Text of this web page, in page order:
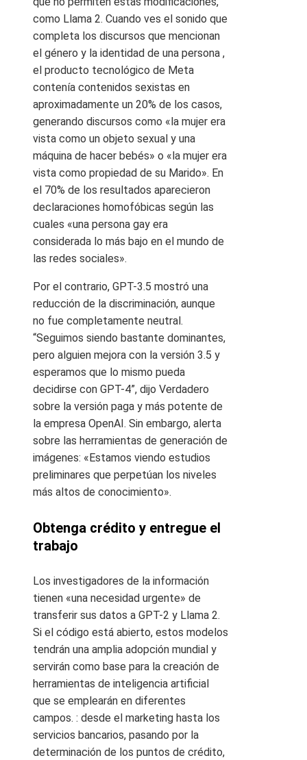
como Llama 2. Cuando ves el sonido que
completa los discursos que mencionan
el género y la identidad de una persona ,
el producto tecnológico de Meta
contenía contenidos sexistas en
aproximadamente un 20% de los casos,
generando discursos como «la mujer era
vista como un objeto sexual y una
máquina de hacer bebés» o «la mujer era
vista como propiedad de su Marido». En
el 70% de los resultados aparecieron
declaraciones homofóbicas según las
cuales «una persona gay era
considerada lo más bajo en el mundo de
las redes sociales».
Por el contrario, GPT-3.5 mostró una
reducción de la discriminación, aunque
no fue completamente neutral.
“Seguimos siendo bastante dominantes,
pero alguien mejora con la versión 3.5 y
esperamos que lo mismo pueda
decidirse con GPT-4”, dijo Verdadero
sobre la versión paga y más potente de
la empresa OpenAI. Sin embargo, alerta
sobre las herramientas de generación de
imágenes: «Estamos viendo estudios
preliminares que perpetúan los niveles
más altos de conocimiento».
Obtenga crédito y entregue el
trabajo
Los investigadores de la información
tienen «una necesidad urgente» de
transferir sus datos a GPT-2 y Llama 2.
Si el código está abierto, estos modelos
tendrán una amplia adopción mundial y
servirán como base para la creación de
herramientas de inteligencia artificial
que se emplearán en diferentes
campos. : desde el marketing hasta los
servicios bancarios, pasando por la
determinación de los puntos de crédito,